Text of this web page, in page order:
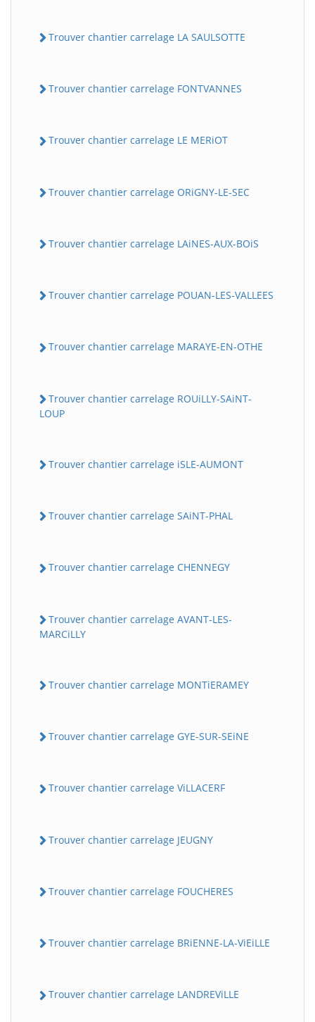
Trouver chantier carrelage LA SAULSOTTE
Trouver chantier carrelage FONTVANNES
Trouver chantier carrelage LE MERiOT
Trouver chantier carrelage ORiGNY-LE-SEC
Trouver chantier carrelage LAiNES-AUX-BOiS
Trouver chantier carrelage POUAN-LES-VALLEES
Trouver chantier carrelage MARAYE-EN-OTHE
Trouver chantier carrelage ROUiLLY-SAiNT-
LOUP
Trouver chantier carrelage iSLE-AUMONT
Trouver chantier carrelage SAiNT-PHAL
Trouver chantier carrelage CHENNEGY
Trouver chantier carrelage AVANT-LES-
MARCiLLY
Trouver chantier carrelage MONTiERAMEY
Trouver chantier carrelage GYE-SUR-SEiNE
Trouver chantier carrelage ViLLACERF
Trouver chantier carrelage JEUGNY
Trouver chantier carrelage FOUCHERES
Trouver chantier carrelage BRiENNE-LA-ViEiLLE
Trouver chantier carrelage LANDREViLLE
Assistant en ligne